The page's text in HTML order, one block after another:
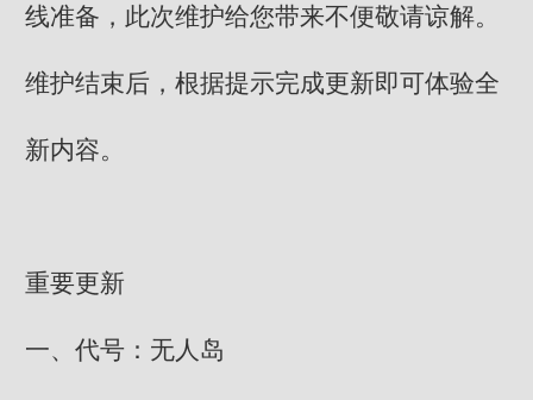
线准备，此次维护给您带来不便敬请谅解。
维护结束后，根据提示完成更新即可体验全
新内容。
重要更新
一、代号：无人岛